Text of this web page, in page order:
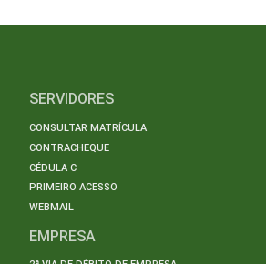
SERVIDORES
CONSULTAR MATRÍCULA
CONTRACHEQUE
CÉDULA C
PRIMEIRO ACESSO
WEBMAIL
EMPRESA